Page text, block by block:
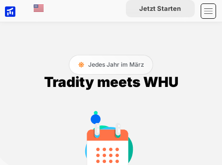
Jetzt Starten
Jedes Jahr im März
Tradity meets WHU